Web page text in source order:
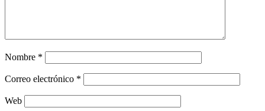
Nombre *
Correo electrónico *
Web